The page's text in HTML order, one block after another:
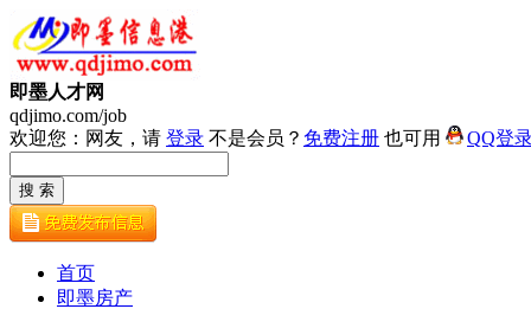
即墨人才网
qdjimo.com/job
欢迎您：网友，请 登录 不是会员？ 免费注册 也可用 QQ登
首页
即墨房产